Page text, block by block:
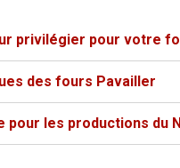
privilégier pour votre
des fours Pavailler
pour les productions du